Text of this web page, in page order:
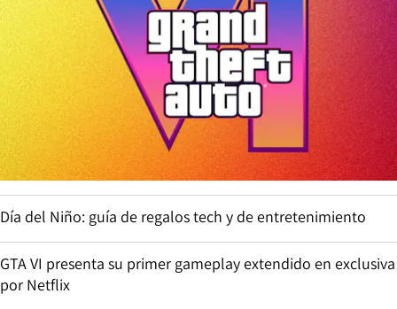
Día del Niño: guía de regalos tech y de entretenimiento
GTA VI presenta su primer gameplay extendido en exclusiva
por Netflix